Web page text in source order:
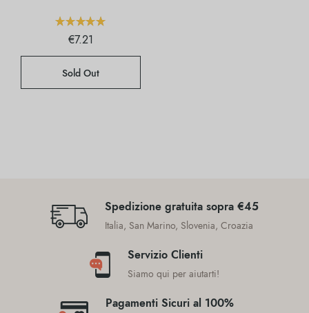
€7.21
Sold Out
Spedizione gratuita sopra €45
Italia, San Marino, Slovenia, Croazia
Servizio Clienti
Siamo qui per aiutarti!
Pagamenti Sicuri al 100%